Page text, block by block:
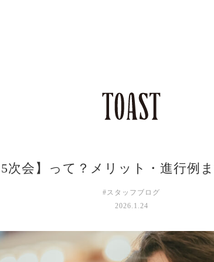
次会】って？メリット・進行例
#スタッフブログ
2026.1.24